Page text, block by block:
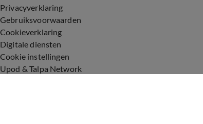
Privacyverklaring
Gebruiksvoorwaarden
Cookieverklaring
Digitale diensten
Cookie instellingen
Upod & Talpa Network